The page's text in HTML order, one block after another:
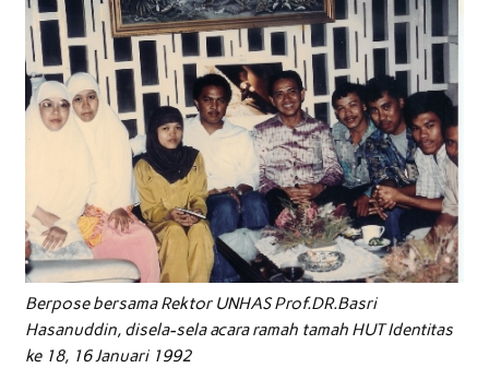
Berpose bersama Rektor UNHAS Prof.DR.Basri
Hasanuddin, disela-sela acara ramah tamah HUT Identitas
ke 18, 16 Januari 1992